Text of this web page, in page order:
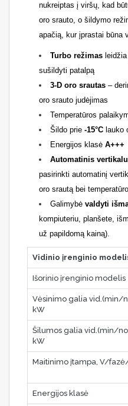
nukreiptas į viršų, kad
oro srauto, o šildymo
apačią, kur įprastai būna
Turbo režimas
sušildyti patalpą
3-D oro srautas –
oro srauto judėjimas
Temperatūros
Šildo prie -15°C lauko
Energijos klasė A+++
Automatinis
pasirinkti automatinį
oro srautą bei
Galimybė valdyti
kompiuteriu, planšete,
už papildomą kainą).
Vidinio įrenginio
Išorinio įrenginio modelis
Vėsinimo galia vid.(min/
kW
Šilumos galia vid.(min/
kW
Maitinimo įtampa, V/
Energijos klasė